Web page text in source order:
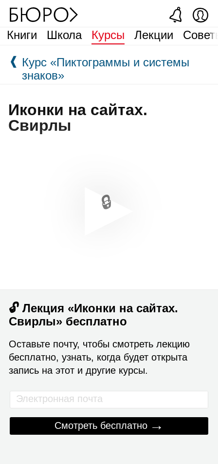
Книги Школа Курсы Лекции
❰ Курс «Пиктограммы и системы
знаков»
Иконки на сайтах.
Свирлы
🔓 Лекция «Иконки на сайтах.
Свирлы» бесплатно
Оставьте почту, чтобы смотреть лекцию
бесплатно, узнать, когда будет открыта
запись на этот и другие курсы.
Смотреть бесплатно →